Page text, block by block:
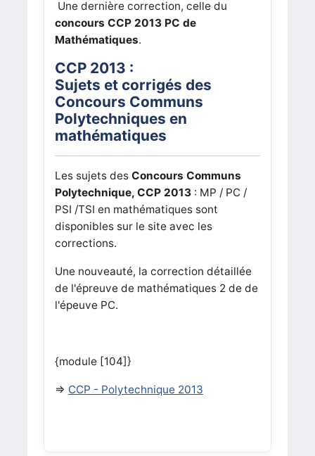
Une dernière correction, celle du
concours CCP 2013 PC de
Mathématiques.
CCP 2013 :
Sujets et corrigés des
Concours Communs
Polytechniques en
mathématiques
Les sujets des Concours Communs
Polytechnique, CCP 2013: MP / PC /
PSI /TSI en mathématiques sont
disponibles sur le site avec les
corrections.
Une nouveauté, la correction détaillée
de l'épreuve de mathématiques 2 de de
l'épeuve PC.
{module [104]}
=> CCP - Polytechnique 2013